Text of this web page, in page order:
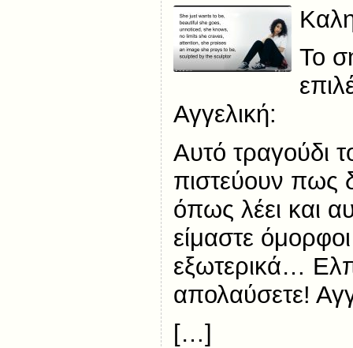
Το
Αγγελική:
Αυτό τραγούδι
πιστεύουν πως
όπως λέει και
είμαστε
εξωτερικά…
απολαύσετε!
[…]